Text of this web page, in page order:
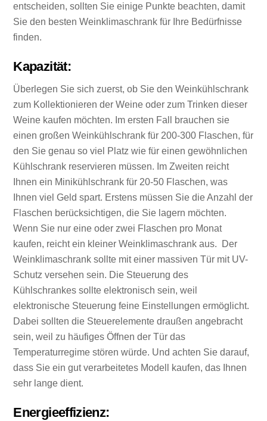
entscheiden, sollten Sie einige Punkte beachten, damit
Sie den besten Weinklimaschrank für Ihre Bedürfnisse
finden.
Kapazität:
Überlegen Sie sich zuerst, ob Sie den Weinkühlschrank
zum Kollektionieren der Weine oder zum Trinken dieser
Weine kaufen möchten. Im ersten Fall brauchen sie
einen großen Weinkühlschrank für 200-300 Flaschen, für
den Sie genau so viel Platz wie für einen gewöhnlichen
Kühlschrank reservieren müssen. Im Zweiten reicht
Ihnen ein Minikühlschrank für 20-50 Flaschen, was
Ihnen viel Geld spart. Erstens müssen Sie die Anzahl der
Flaschen berücksichtigen, die Sie lagern möchten.
Wenn Sie nur eine oder zwei Flaschen pro Monat
kaufen, reicht ein kleiner Weinklimaschrank aus. Der
Weinklimaschrank sollte mit einer massiven Tür mit UV-
Schutz versehen sein. Die Steuerung des
Kühlschrankes sollte elektronisch sein, weil
elektronische Steuerung feine Einstellungen ermöglicht.
Dabei sollten die Steuerelemente draußen angebracht
sein, weil zu häufiges Öffnen der Tür das
Temperaturregime stören würde. Und achten Sie darauf,
dass Sie ein gut verarbeitetes Modell kaufen, das Ihnen
sehr lange dient.
Energieeffizienz: